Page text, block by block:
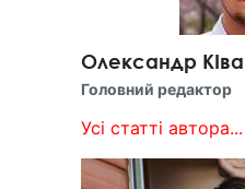
Олександр КІва
Головний редактор
Усі статті автора...